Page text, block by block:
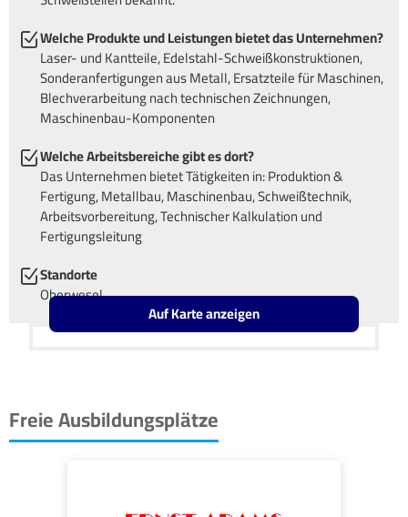
Welche Produkte und Leistungen bietet das Unternehmen?
Laser- und Kantteile, Edelstahl-Schweißkonstruktionen,
Sonderanfertigungen aus Metall, Ersatzteile für Maschinen,
Blechverarbeitung nach technischen Zeichnungen,
Maschinenbau-Komponenten
Welche Arbeitsbereiche gibt es dort?
Das Unternehmen bietet Tätigkeiten in: Produktion &
Fertigung, Metallbau, Maschinenbau, Schweißtechnik,
Arbeitsvorbereitung, Technischer Kalkulation und
Fertigungsleitung
Standorte
Oberwesel
Leaflet OpenStreetMap2
Auf Karte anzeigen
Freie Ausbildungsplätze